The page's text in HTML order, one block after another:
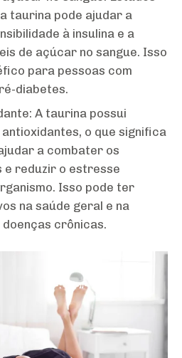
taurina pode ajudar a
à insulina e a
de açúcar no sangue. Isso
para pessoas com
diabetes.
A taurina possui
o que significa
a combater os
e reduzir o estresse
Isso pode ter
na saúde geral e na
crônicas.